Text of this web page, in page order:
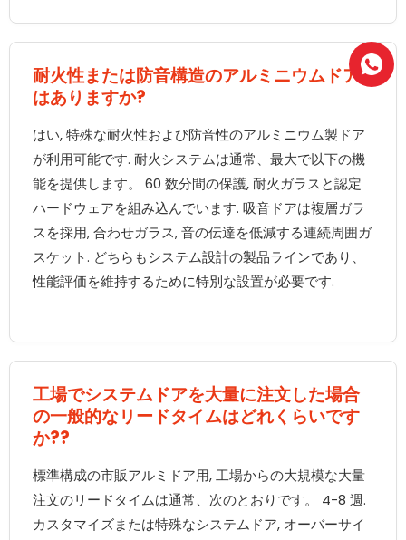
耐火性または防音構造のアルミニウムドア
はありますか?
はい, 特殊な耐火性および防音性のアルミニウム製ドア
が利用可能です. 耐火システムは通常、最大で以下の機
能を提供します。 60 数分間の保護, 耐火ガラスと認定
ハードウェアを組み込んでいます. 吸音ドアは複層ガラ
スを採用, 合わせガラス, 音の伝達を低減する連続周囲ガ
スケット. どちらもシステム設計の製品ラインであり、
性能評価を維持するために特別な設置が必要です.
工場でシステムドアを大量に注文した場合
の一般的なリードタイムはどれくらいです
か??
標準構成の市販アルミドア用, 工場からの大規模な大量
注文のリードタイムは通常、次のとおりです。 4-8 週.
カスタマイズまたは特殊なシステムドア, オーバーサイ